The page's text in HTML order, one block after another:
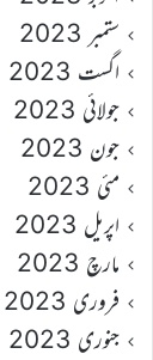
ستمبر 2023
اگست 2023
جولائی 2023
جون 2023
مئی 2023
اپریل 2023
مارچ 2023
فروری 2023
جنوری 2023